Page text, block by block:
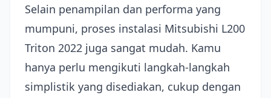
Selain penampilan dan performa yang
mumpuni, proses instalasi Mitsubishi L200
Triton 2022 juga sangat mudah. Kamu
hanya perlu mengikuti langkah-langkah
simplistik yang disediakan, cukup dengan